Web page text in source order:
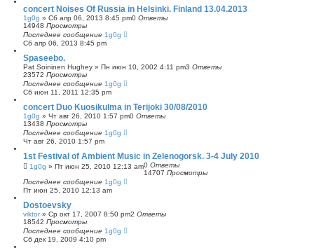
с
к
concert Noises Of Russia in Helsinki. Finland 13.04.2013
1g0g » Сб апр 06, 2013 8:45 pm0 Ответы
14948 Просмотры
Последнее сообщение 1g0g
Сб апр 06, 2013 8:45 pm
Spaseebo.
Pat Soininen Hughey » Пн июн 10, 2002 4:11 pm3 Ответы
23572 Просмотры
Последнее сообщение 1g0g
Сб июн 11, 2011 12:35 pm
concert Duo Kuosikulma in Terijoki 30/08/2010
1g0g » Чт авг 26, 2010 1:57 pm0 Ответы
13438 Просмотры
Последнее сообщение 1g0g
Чт авг 26, 2010 1:57 pm
1st Festival of Ambient Music in Zelenogorsk. 3-4 July 2010
1g0g » Пт июн 25, 2010 12:13 am0 Ответы
14707 Просмотры
Последнее сообщение 1g0g
Пт июн 25, 2010 12:13 am
Dostoevsky
viktor» Ср окт 17, 2007 8:50 pm2 Ответы
18542 Просмотры
Последнее сообщение 1g0g
Сб дек 19, 2009 4:10 pm